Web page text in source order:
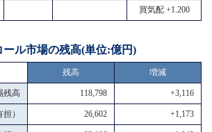
買気配 +1.200
ール市場の残高(単位:億円)
残高 増減
残高 118,798 +3,116
） 26,602 +1,173